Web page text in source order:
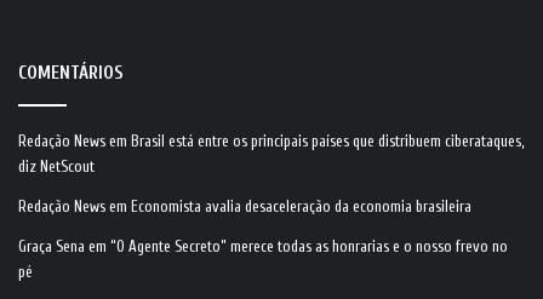
COMENTÁRIOS
Redação News em Brasil está entre os principais países que distribuem ciberataques,
diz NetScout
Redação News em Economista avalia desaceleração da economia brasileira
Graça Sena em “O Agente Secreto” merece todas as honrarias e o nosso frevo no
pé